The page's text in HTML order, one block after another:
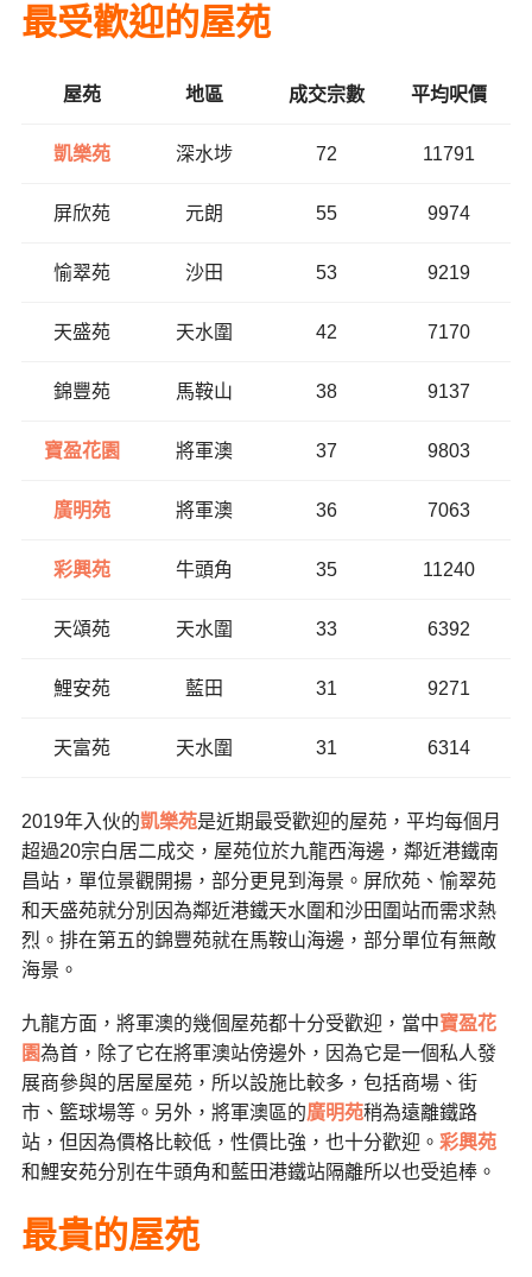
最受歡迎的屋苑
屋苑 地區 成交宗數 平均呎價
凱樂苑 深水埗 72 11791
屏欣苑 元朗 55 9974
愉翠苑 沙田 53 9219
天盛苑 天水圍 42 7170
錦豐苑 馬鞍山 38 9137
寶盈花園 將軍澳 37 9803
廣明苑 將軍澳 36 7063
彩興苑 牛頭角 35 11240
天頌苑 天水圍 33 6392
鯉安苑 藍田 31 9271
天富苑 天水圍 31 6314
2019年入伙的凱樂苑是近期最受歡迎的屋苑，平均每個月
超過20宗白居二成交，屋苑位於九龍西海邊，鄰近港鐵南
昌站，單位景觀開揚，部分更見到海景。屏欣苑、愉翠苑
和天盛苑就分別因為鄰近港鐵天水圍和沙田圍站而需求熱
烈。排在第五的錦豐苑就在馬鞍山海邊，部分單位有無敵
海景。
九龍方面，將軍澳的幾個屋苑都十分受歡迎，當中寶盈花
園為首，除了它在將軍澳站傍邊外，因為它是一個私人發
展商參與的居屋屋苑，所以設施比較多，包括商場、街
市、籃球場等。另外，將軍澳區的廣明苑稍為遠離鐵路
站，但因為價格比較低，性價比強，也十分歡迎。 彩興苑
和鯉安苑分別在牛頭角和藍田港鐵站隔離所以也受追棒。
最貴的屋苑